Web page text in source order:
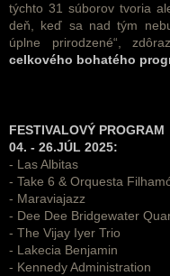
týchto 31 súborov tvoria
deň, keď sa nad tým
úplne prirodzené“,
celkového bohatého
FESTIVALOVÝ PROGRAM
04. - 26.JÚL 2025:
- Las Albitas
- Take 6 & Orquesta
- Maraviajazz
- Dee Dee Bridgewater
- The Vijay Iyer Trio
- Lakecia Benjamin
- Kennedy Administration